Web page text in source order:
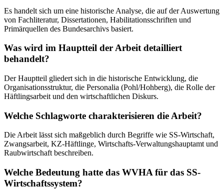
Es handelt sich um eine historische Analyse, die auf der Auswertung
von Fachliteratur, Dissertationen, Habilitationsschriften und
Primärquellen des Bundesarchivs basiert.
Was wird im Hauptteil der Arbeit detailliert
behandelt?
Der Hauptteil gliedert sich in die historische Entwicklung, die
Organisationsstruktur, die Personalia (Pohl/Hohberg), die Rolle der
Häftlingsarbeit und den wirtschaftlichen Diskurs.
Welche Schlagworte charakterisieren die Arbeit?
Die Arbeit lässt sich maßgeblich durch Begriffe wie SS-Wirtschaft,
Zwangsarbeit, KZ-Häftlinge, Wirtschafts-Verwaltungshauptamt und
Raubwirtschaft beschreiben.
Welche Bedeutung hatte das WVHA für das SS-
Wirtschaftssystem?